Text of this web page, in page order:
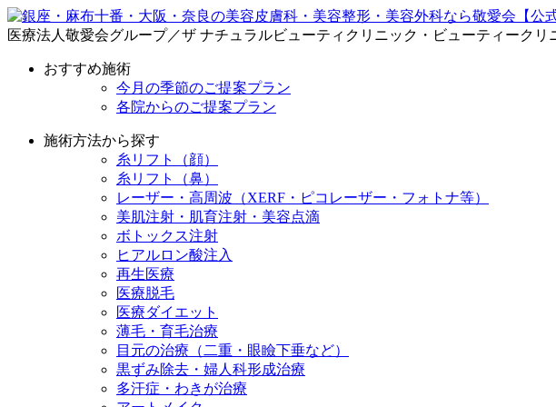
医療法人敬愛会グループ／ザ ナチュラルビューティクリニック・ビューティーク
おすすめ施術
今月の季節のご提案プラン
各院からのご提案プラン
施術方法から探す
糸リフト（顔）
糸リフト（鼻）
レーザー・高周波（XERF・ピコレーザー・フォトナ等）
美肌注射・肌育注射・美容点滴
ボトックス注射
ヒアルロン酸注入
再生医療
医療脱毛
医療ダイエット
薄毛・育毛治療
目元の治療（二重・眼瞼下垂など）
黒ずみ除去・婦人科形成治療
多汗症・わきが治療